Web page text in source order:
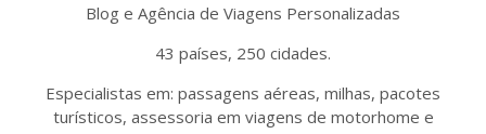
Blog e Agência de Viagens Personalizadas
43 países, 250 cidades.
Especialistas em: passagens aéreas, milhas, pacotes
turísticos, assessoria em viagens de motorhome e